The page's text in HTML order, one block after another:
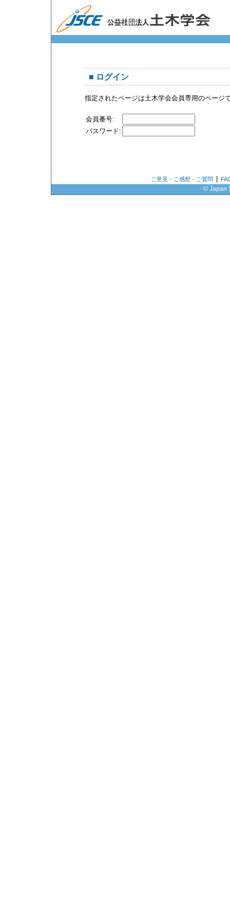
■ ログイン
指定されたページは土木学会会員専用のページ
会員番号:
パスワード:
ご意見・ご感想・ご質問
© Japan